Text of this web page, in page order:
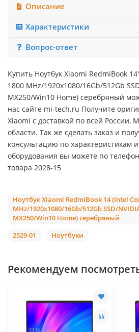
Описание
Характеристики
Вопрос-ответ
Купить Ноутбук Xiaomi RedmiBook
1800 MHz/1920x1080/16Gb/512Gb
MX250/Win10 Home) серебряный
нас сайте mi-tech.ru Получите
Xiaomi с доставкой по всей России,
области. Так же сделать заказ и
консультацию по характеристикам
оборудования вы можете по
товара 2028-15
Ноутбук Xiaomi RedmiBook 14 (Intel
MHz/1920x1080/16Gb/512Gb SSD/
MX250/Win10 Home) серебряный
2529-01
Ноутбуки
Рекомендуем